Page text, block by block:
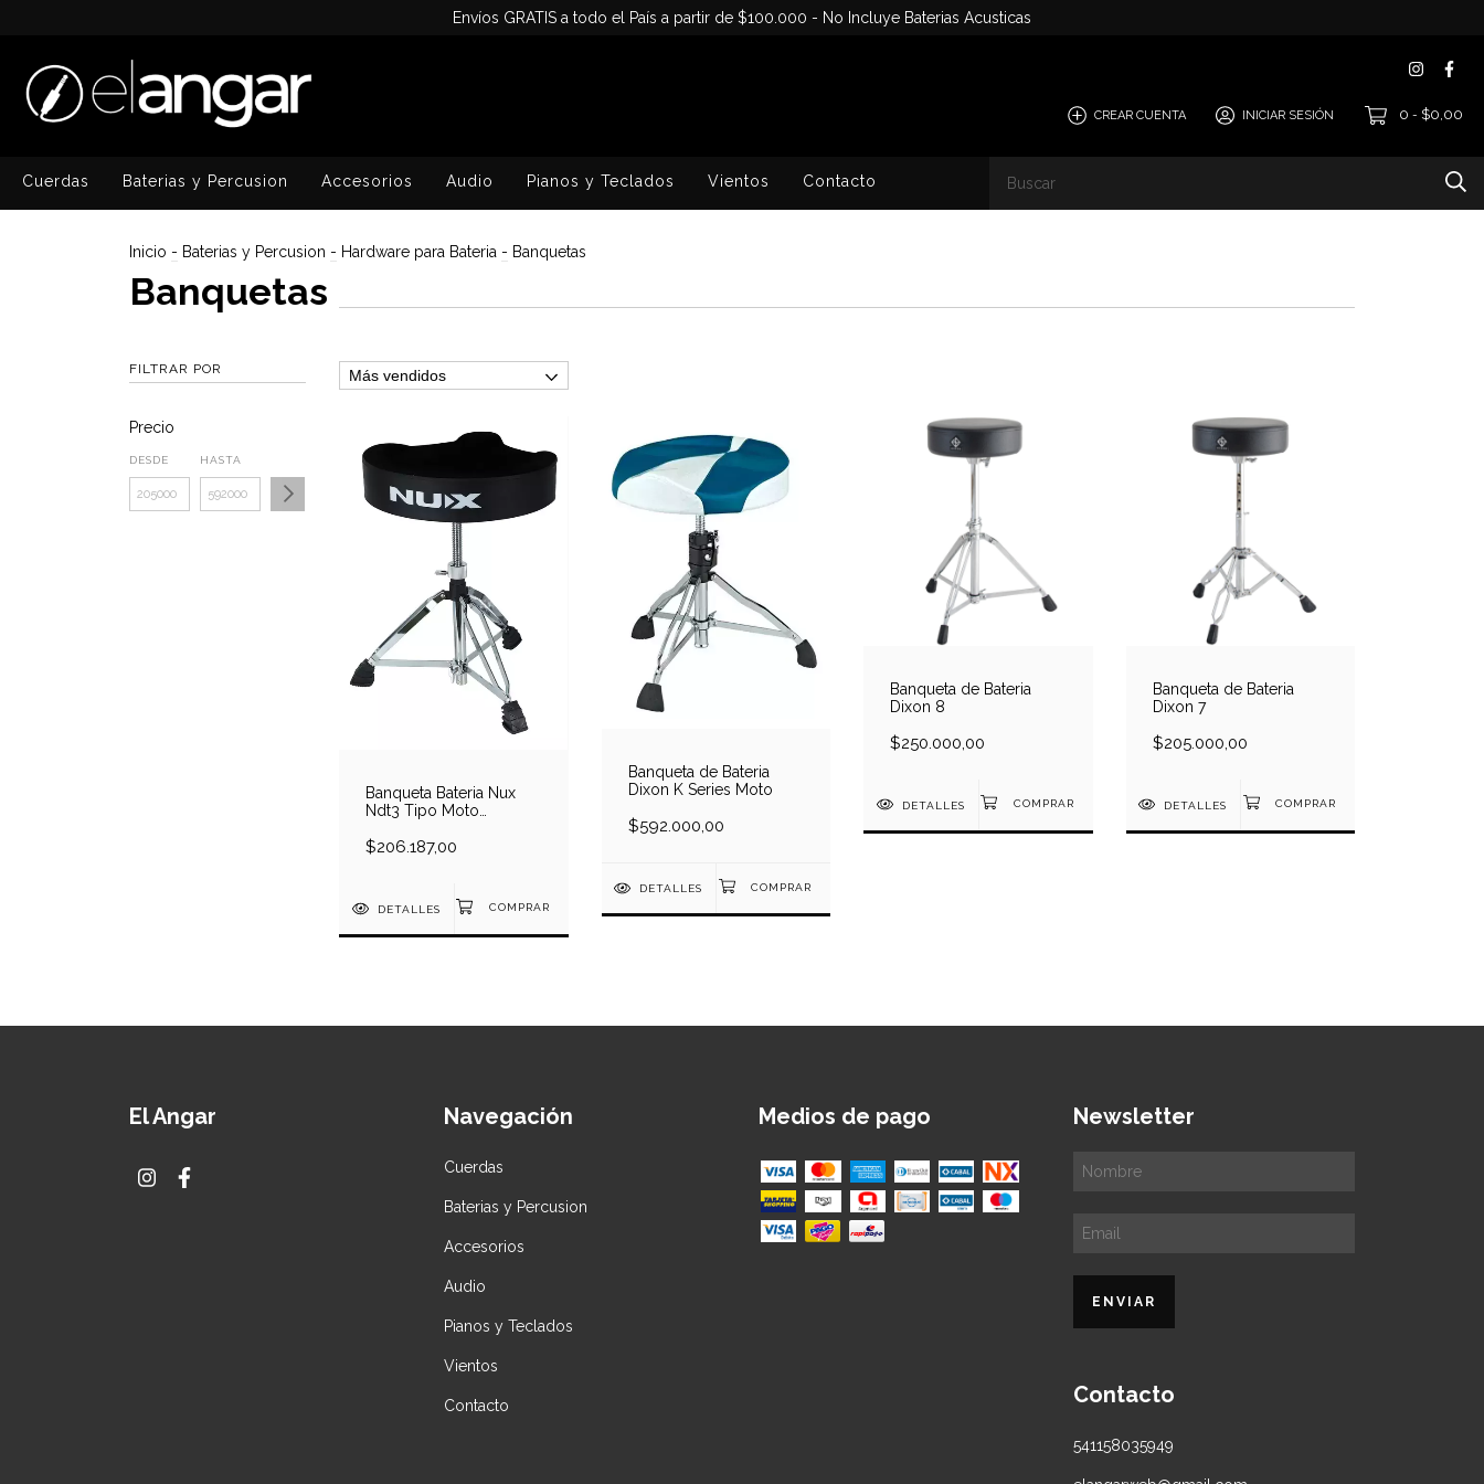
Envíos GRATIS a todo el País a partir de $100.000 - No Incluye Baterias Acusticas
CREAR CUENTA INICIAR SESIÓN 0 - $0,00
Cuerdas Baterias y Percusion Accesorios Audio Pianos y Teclados Vientos Contacto
Inicio - Baterias y Percusion - Hardware para Bateria - Banquetas
Banquetas
FILTRAR POR
Precio
DESDE HASTA
Banqueta Bateria Nux
Ndt3 Tipo Moto
$206.187,00
DETALLES
Banqueta de Bateria
Dixon K Series Moto
$592.000,00
DETALLES
Banqueta de Bateria
Dixon 8
$250.000,00
DETALLES
Banqueta de Bateria
Dixon 7
$205.000,00
DETALLES
El Angar Navegación
Cuerdas
Baterias y Percusion
Accesorios
Audio
Pianos y Teclados
Vientos
Contacto
Medios de pago Newsletter
Contacto
541158035949